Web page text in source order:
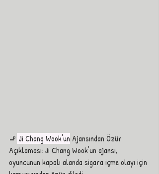
🚬 Ji Chang Wook'un Ajansından Özür
Açıklaması: Ji Chang Wook'un ajansı,
oyuncunun kapalı alanda sigara içme olayı için